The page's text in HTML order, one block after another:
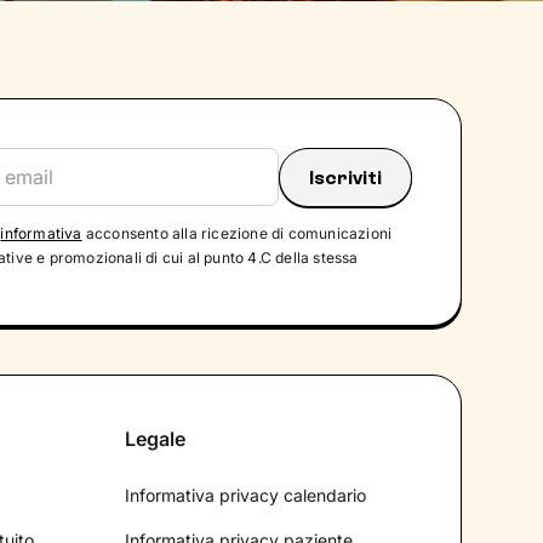
informativa acconsento alla ricezione di comunicazioni
e promozionali di cui al punto 4.C della stessa
Legale
Informativa privacy calendario